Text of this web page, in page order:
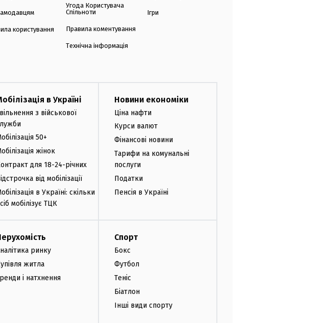
користування
Угода Користувача
Спільноти
Правила коментування
Технічна інформація
Ігри
в Україні
з військової
50+
жінок
для 18-24-річних
від мобілізації
в Україні: скільки
мобілізує ТЦК
Новини економіки
Ціна нафти
Курси валют
Фінансові новини
Тарифи на комунальні
послуги
Податки
Пенсія в Україні
ринку
житла
і натхнення
Спорт
Бокс
Футбол
Теніс
Біатлон
Інші види спорту